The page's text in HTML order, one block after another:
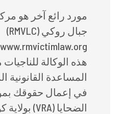
مورد رائع آخر هو
جبال روكي (RMVLC)
هذه الوكالة للناجيات
المساعدة القانونية
في إعمال حقوقك
الضحايا (VRA) بولاية كولورادو.